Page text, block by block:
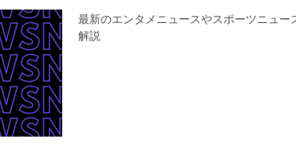
最新のエンタメニュースやスポーツニュー
解説